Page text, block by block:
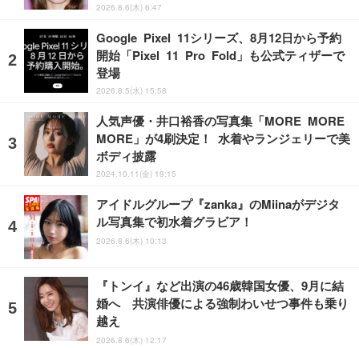
2026.8.6(木) 6:47
Google Pixel 11シリーズ、8月12日から予約
開始「Pixel 11 Pro Fold」も公式ティザーで
登場
2026.8.5(水) 15:58
人気声優・井口裕香の写真集「MORE MORE
MORE」が4刷決定！ 水着やランジェリーで美
ボディ披露
2024.10.11(金) 19:15
アイドルグループ『zanka』のMiinaがデジタ
ル写真集で初水着グラビア！
2026.8.6(木) 10:13
『トンイ』など出演の46歳韓国女優、9月に結
婚へ 共演俳優による強制わいせつ事件も乗り
越え
2026.8.6(木) 12:17